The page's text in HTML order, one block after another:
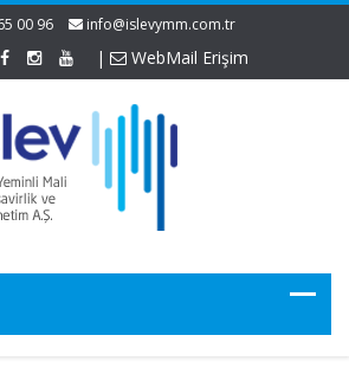
00 96 info@islevymm.com.tr
| WebMail Erişim